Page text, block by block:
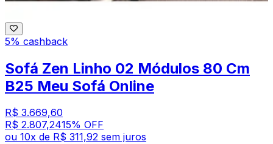
5% cashback
Sofá Zen Linho 02 Módulos 80 Cm
B25 Meu Sofá Online
R$ 3.669,60
R$ 2.807,2415% OFF
ou 10x de R$ 311,92 sem juros